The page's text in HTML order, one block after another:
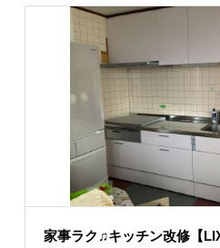
家事ラク♫キッチン改修【